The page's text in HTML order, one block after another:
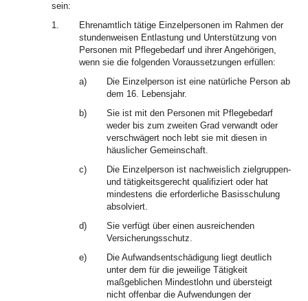
sein:
1.
Ehrenamtlich tätige Einzelpersonen im Rahmen der
stundenweisen Entlastung und Unterstützung von
Personen mit Pflegebedarf und ihrer Angehörigen,
wenn sie die folgenden Voraussetzungen erfüllen:
a)
Die Einzelperson ist eine natürliche Person ab
dem 16. Lebensjahr.
b)
Sie ist mit den Personen mit Pflegebedarf
weder bis zum zweiten Grad verwandt oder
verschwägert noch lebt sie mit diesen in
häuslicher Gemeinschaft.
c)
Die Einzelperson ist nachweislich zielgruppen-
und tätigkeitsgerecht qualifiziert oder hat
mindestens die erforderliche Basisschulung
absolviert.
d)
Sie verfügt über einen ausreichenden
Versicherungsschutz.
e)
Die Aufwandsentschädigung liegt deutlich
unter dem für die jeweilige Tätigkeit
maßgeblichen Mindestlohn und übersteigt
nicht offenbar die Aufwendungen der